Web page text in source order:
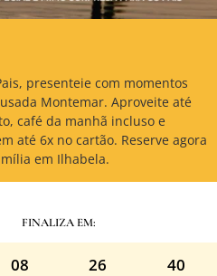
presenteie com momentos
Montemar. Aproveite até
café da manhã incluso e
até 6x no cartão. Reserve agora
em Ilhabela.
FINALIZA EM:
08 26 39